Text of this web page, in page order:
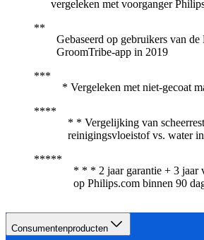
vergeleken met voorganger
Gebaseerd op gebruikers van
GroomTribe-app in 2019
* Vergeleken met niet-gecoat
* * Vergelijking van
reinigingsvloeistof vs. water in
* * * 2 jaar garantie + 3 jaar
op Philips.com binnen 90
Consumentenproducten